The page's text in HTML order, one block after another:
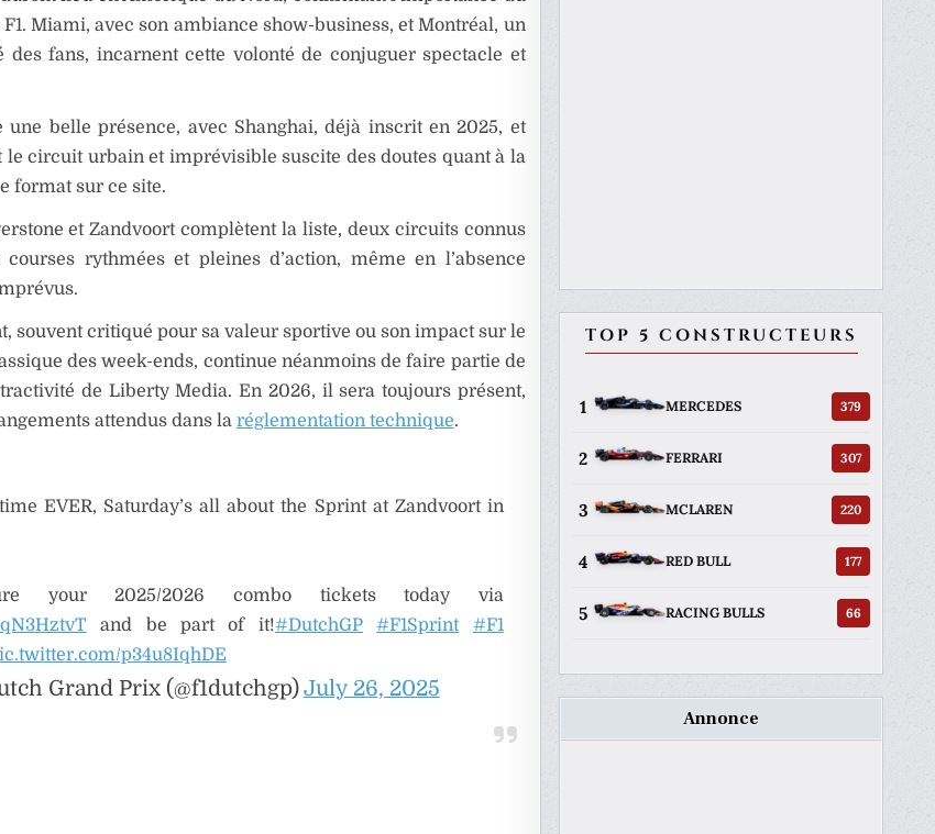
Miami, avec son ambiance show-business, et Montréal, un
des fans, incarnent cette volonté de conjuguer spectacle et
une belle présence, avec Shanghai, déjà inscrit en 2025, et
le circuit urbain et imprévisible suscite des doutes quant à la
format sur ce site.
et Zandvoort complètent la liste, deux circuits connus
rythmées et pleines d’action, même en l’absence
souvent critiqué pour sa valeur sportive ou son impact sur le
des week-ends, continue néanmoins de faire partie de
de Liberty Media. En 2026, il sera toujours présent,
attendus dans la réglementation technique.
EVER, Saturday’s all about the Sprint at Zandvoort in
your 2025/2026 combo tickets today via
and be part of it!#DutchGP #F1Sprint
#F1
p34u8IqhDE
Grand Prix (@f1dutchgp)July 26, 2025
TOP 5 CONSTRUCTEURS
1 MERCEDES 379
2 FERRARI 307
3 MCLAREN 220
4 RED BULL 177
5 RACING BULLS 66
Annonce